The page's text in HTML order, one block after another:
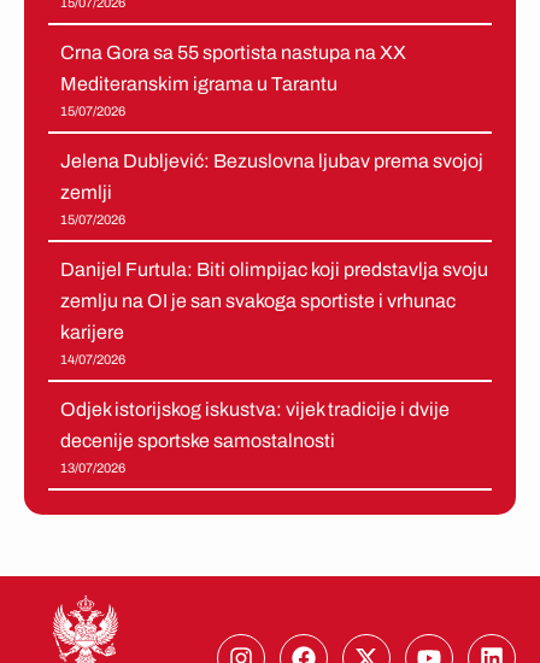
Crna Gora sa 55 sportista nastupa na XX
Mediteranskim igrama u Tarantu
15/07/2026
Jelena Dubljević: Bezuslovna ljubav prema svojoj
zemlji
15/07/2026
Danijel Furtula: Biti olimpijac koji predstavlja svoju
zemlju na OI je san svakoga sportiste i vrhunac
karijere
14/07/2026
Odjek istorijskog iskustva: vijek tradicije i dvije
decenije sportske samostalnosti
13/07/2026
I
F
X
Y
L